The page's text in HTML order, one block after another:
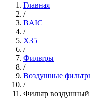
Главная
/
BAIC
/
X35
/
Фильтры
/
Воздушные
/
Фильтр